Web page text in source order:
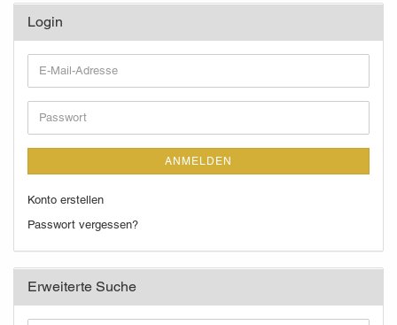
Login
E-
Mail-
Adresse
Passwort
ANMELDEN
Konto erstellen
Passwort vergessen?
Erweiterte Suche